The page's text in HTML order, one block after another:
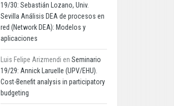
19/30: Sebastián Lozano, Univ.
Sevilla Análisis DEA de procesos en
red (Network DEA): Modelos y
aplicaciones
Luis Felipe Arizmendi en Seminario
19/29: Annick Laruelle (UPV/EHU).
Cost-Benefit analysis in participatory
budgeting